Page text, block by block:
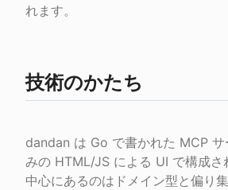
れます。
技術のかたち
dandan は Go で書かれた MCP サ
みの HTML/JS による UI で構成さ
中心にあるのはドメイン型と偏り